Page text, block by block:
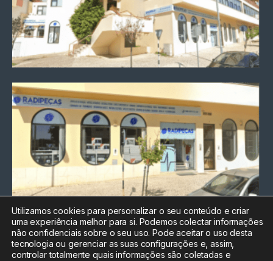
Chamada para a rede fixa
nacional
Electrónica:212
Utilizamos cookies para personalizar o seu conteúdo e criar
uma experiência melhor para si. Podemos colectar informações
não confidenciais sobre o seu uso. Pode aceitar o uso desta
tecnologia ou gerenciar as suas configurações e, assim,
controlar totalmente quais informações são coletadas e